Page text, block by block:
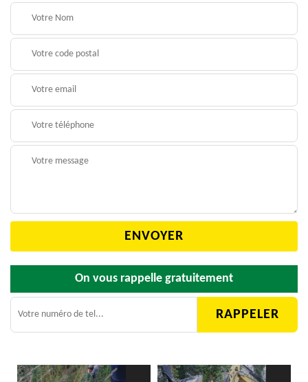
On vous rappelle gratuitement